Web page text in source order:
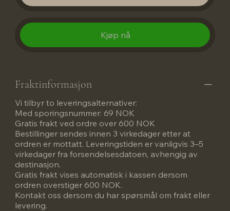
Kjøp nå
Fraktinformasjon
Vi tilbyr to leveringsalternativer:
Med sporingsnummer: 69 NOK
Gratis frakt ved ordre over 600 NOK
Bestillinger sendes innen 3 virkedager etter at
ordren er mottatt. Leveringstiden er vanligvis 3–5
virkedager fra forsendelsesdatoen, avhengig av
destinasjon.
Gratis frakt vises automatisk i kassen dersom
ordren overstiger 600 NOK.
Kontakt oss dersom du har spørsmål om frakt eller
levering.